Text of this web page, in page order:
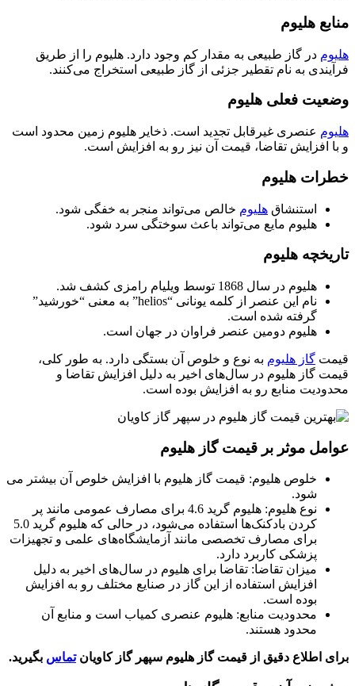
منابع هلیوم
هلیوم در گاز طبیعی به مقدار کم وجود دارد. هلیوم را از طریق
فرآیندی به نام تقطیر جزئی از گاز طبیعی استخراج می‌کنند.
وضعیت فعلی هلیوم
هلیوم عنصری غیرقابل تجدید است. ذخایر هلیوم زمین محدود است
و با افزایش تقاضا، قیمت آن نیز رو به افزایش است.
خطرات هلیوم
استنشاق هلیوم خالص می‌تواند منجر به خفگی شود.
هلیوم مایع می‌تواند باعث سوختگی سرد شود.
تاریخچه هلیوم
هلیوم در سال 1868 توسط ویلیام رامزی کشف شد.
نام این عنصر از کلمه یونانی “helios” به معنی “خورشید”
گرفته شده است.
هلیوم دومین عنصر فراوان در جهان است.
قیمت گاز هلیوم به نوع و خلوص آن بستگی دارد. به طور کلی،
قیمت گاز هلیوم در سال‌های اخیر به دلیل افزایش تقاضا و
محدودیت منابع رو به افزایش بوده است.
عوامل موثر بر قیمت گاز هلیوم
خلوص هلیوم: قیمت گاز هلیوم با افزایش خلوص آن بیشتر می
شود.
نوع هلیوم: هلیوم گرید 4.6 برای مصارف عمومی مانند پر
کردن بادکنک‌ها استفاده می‌شود، در حالی که هلیوم گرید 5.0
برای مصارف تخصصی مانند آزمایشگاه‌های علمی و تجهیزات
پزشکی کاربرد دارد.
میزان تقاضا: تقاضا برای هلیوم در سال‌های اخیر به دلیل
افزایش استفاده از این گاز در صنایع مختلف رو به افزایش
بوده است.
محدودیت منابع: هلیوم عنصری کمیاب است و منابع آن
محدود هستند.
برای اطلاع دقیق از قیمت گاز هلیوم سپهر گاز کاویانتماس بگیرید.